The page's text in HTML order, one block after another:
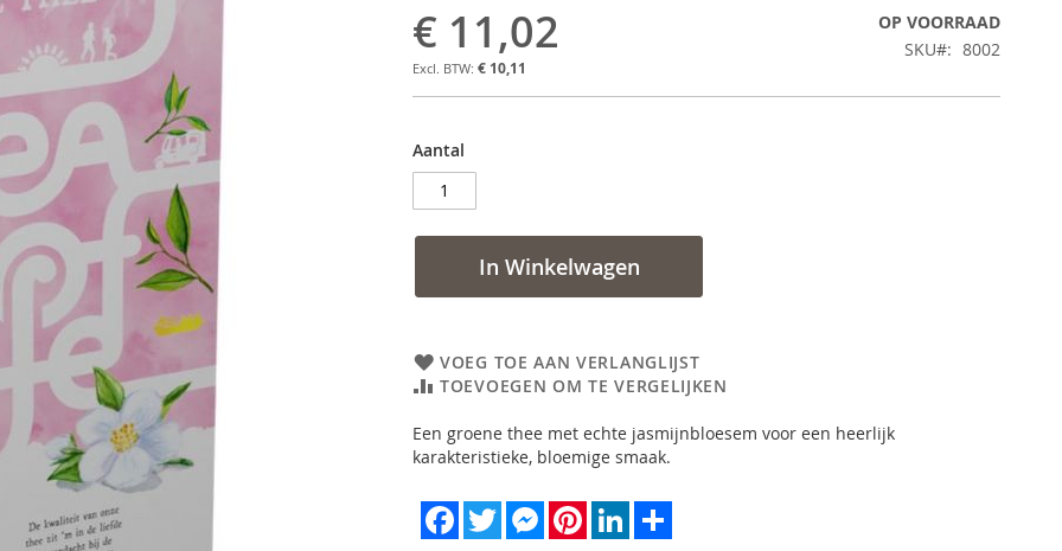
€ 11,02
€ 10,11
OP VOORRAAD
SKU
8002
Aantal
In Winkelwagen
VOEG TOE AAN VERLANGLIJST
TOEVOEGEN OM TE VERGELIJKEN
Een groene thee met echte jasmijnbloesem voor een heerlijk
karakteristieke, bloemige smaak.
FacebookTwitterMessengerPinterestLinkedIn